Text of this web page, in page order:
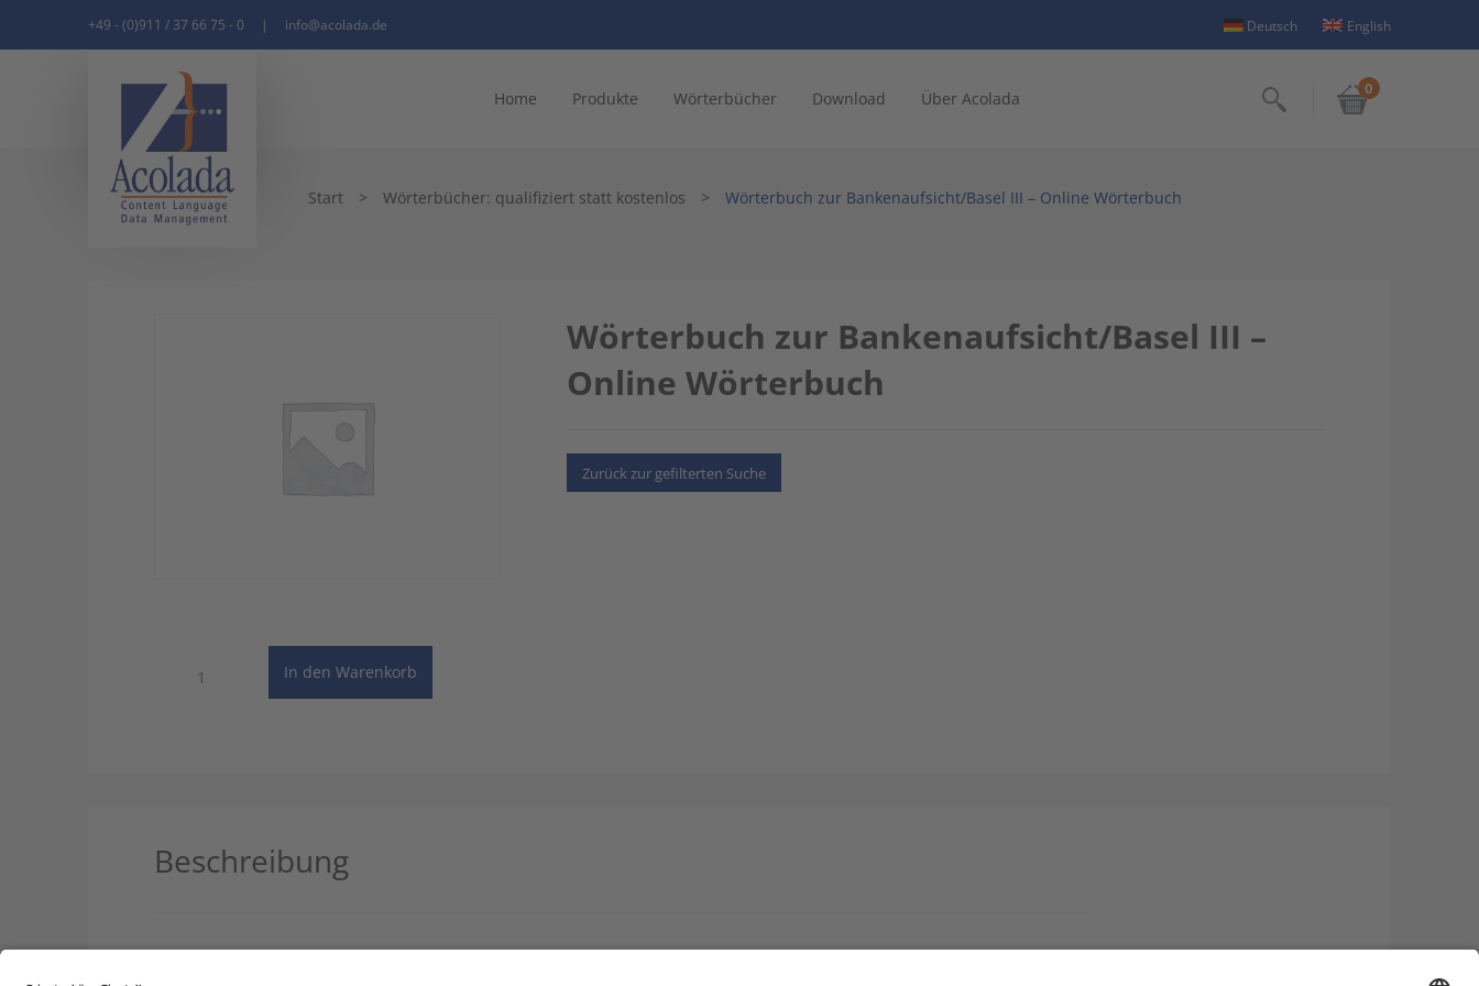
+49 - (0)911 / 37 66 75 - 0 | info@acolada.de Deutsch English
Home Produkte Wörterbücher Download Über Acolada Suchen
0
Start > Wörterbücher: qualifiziert statt kostenlos > Wörterbuch zur Bankenaufsicht/Basel III – Online Wörterbuch
Wörterbuch zur Bankenaufsicht/Basel III –
Online Wörterbuch
Zurück zur gefilterten Suche
Bankenaufsicht/Basel
In den Warenkorb
Beschreibung